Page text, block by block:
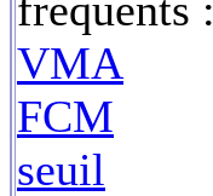
VMA
FCM
seuil